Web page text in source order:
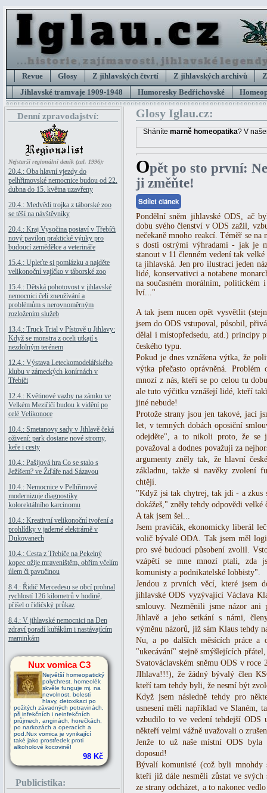
Revue Glosy Z jihlavských čtvrtí Z jihlavských archivů
Jihlavské tramvaje 1909-1948
Humoresky Bedřichovské
Denní zpravodajství:
Nejstarší regionální deník (zal. 1996):
20.4.: Oba hlavní vjezdy do
pelhřimovské nemocnice budou od 22.
dubna do 15. května uzavřeny
20.4.: Medvědí trojka z táborské zoo
se těší na návštěvníky
20.4.: Kraj Vysočina postaví v Třebíči
nový pavilon praktické výuky pro
budoucí zemědělce a veterináře
15.4.: Upleťte si pomlázku a najděte
velikonoční vajíčko v táborské zoo
15.4.: Dětská pohotovost v jihlavské
nemocnici čelí zneužívání a
problémům s nerovnoměrným
rozložením služeb
13.4.: Truck Trial v Pístově u Jihlavy:
Když se monstra z oceli utkají s
nezdolným terénem
12.4.: Výstava Leteckomodelářského
klubu v zámeckých konírnách v
Třebíči
12.4.: Květinové vazby na zámku ve
Velkém Meziříčí budou k vidění po
celé Velikonoce
10.4.: Smetanovy sady v Jihlavě čeká
oživení: park dostane nové stromy,
keře i cesty
10.4.: Pašijová hra Co se stalo s
Ježíšem? ve Žďáře nad Sázavou
10.4.: Nemocnice v Pelhřimově
modernizuje diagnostiky
kolorektálního karcinomu
10.4.: Kreativní velikonoční tvoření a
prohlídky v jaderné elektrárně v
Dukovanech
10.4.: Cesta z Třebíče na Pekelný
kopec ožije mraveništěm, obřím včelím
úlem či pavučinou
8.4.: Řidič Mercedesu se obcí prohnal
rychlostí 126 kilometrů v hodině,
přišel o řidičský průkaz
8.4.: V jihlavské nemocnici na Den
zdraví poradí kuřákům i nastávajícím
maminkám
Nux vomica C3
Největší homeopatický
polychrest. homeolék
skvěle funguje mj. na
nevolnost, bolesti
hlavy, detoxikaci po
požitých závadných potravinách,
při infekčních i neinfekčních
průjmech, anginách, horečkách,
po narkozách a operacích a
pod.Nux vomica je vynikající
také jako prostředek proti
alkoholové kocovině!
98 Kč
Publicistika:
Glosy Iglau.cz:
Sháníte marně homeopatika? V
Opět po sto první:
ji změňte!
Sdílet článek
Pondělní sněm jihlavské ODS, ač
dobu svého členství v ODS zažil,
nečekaně mnoho reakcí. Téměř se
s dosti ostrými výhradami - jak je
stanout v 11 členném vedení tak
ta jihlavská. Jen pro ilustraci jeden
lidé, konservativci a notabene
na současném morálním, politickém
lví..."
A tak jsem nucen opět vysvětlit
jsem do ODS vstupoval, působil,
dělal i místopředsedu, atd.) principy
českého typu.
Pokud je dnes vznášena výtka, že
výtka přečasto oprávněná.
mnozí z nás, kteří se po celou tu
ale tuto výčitku vznášejí lidé, kteří
jiné nebude!
Protože strany jsou jen takové, jací
let, v temných dobách oposiční
odejděte", a to nikoli proto, že se
považoval a dodnes považuji za
argumenty zněly tak, že hlavní
základnu, takže si navěky zvolení
chtějí.
"Když jsi tak chytrej, tak jdi - a zkus
dokážeš," zněly tehdy odpovědi velké
A tak jsem šel...
Jsem pravičák, ekonomicky liberál
volič bývalé ODA. Tak jsem měl
pro své budoucí působení zvolil.
vzápětí se mne mnozí ptali, zda
komunisty a podnikatelské lobbisty".
Jendou z prvních věcí, které jsem
jihlavské ODS vyzývající Václava
smlouvy. Nezměnili jsme názor ani
Jihlavě a jeho setkání s námi,
výměnu názorů, již sám Klaus tehdy
Nu, a po dalších měsících práce a
"ukecávání" stejně smýšlejících
Svatováclavském sněmu ODS v roce
JIhlava!!!), že žádný bývalý člen
kteří tam tehdy byli, že nesmí být
Když jsem následně tehdy pro
usnesení měli například ve Slaném,
vzbudilo to ve vedení tehdejší
někteří velmi vážně uvažovali o
Jenže to už naše místní ODS
doposud!
Bývalí komunisté (což byli mnohdy
kteří již dále nesměli zůstat ve
ze strany odcházet, a to nakonec